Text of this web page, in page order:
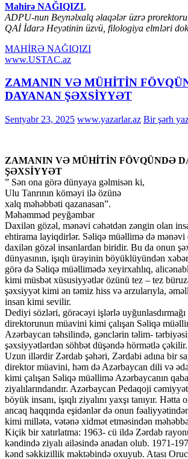
Mahirə NAĞIQIZI,
ADPU-nun Beynəlxalq əlaqələr üzrə prorektoru,
QAİ İdarə Heyətinin üzvü, filologiya elmləri
MAHİRƏ NAĞIQIZI
www.USTAC.az
ZAMANIN VƏ MÜHİTİN
DAYANAN ŞƏXSİYYƏT
Sentyabr 23, 2025 www.yazarlar.az Bir şərh
ZAMANIN VƏ MÜHİTİN FÖVQÜNDƏ
ŞƏXSİYYƏT
” Sən ona görə dünyaya gəlmisən ki,
Ulu Tanrının köməyi ilə özünə
xalq məhəbbəti qazanasan”.
Məhəmməd peyğəmbər
Daxilən gözəl, mənəvi cəhətdən zəngin olan
ehtirama layiqdirlər. Səliqə müəllimə də mənəvi
daxilən gözəl insanlardan biridir. Bu da onun
dünyasının, işıqlı ürəyinin böyüklüyündən
görə də Səliqə müəllimədə xeyirxahlıq,
kimi müsbət xüsusiyyətlər özünü tez – tez
şəxsiyyət kimi ən təmiz hiss və arzularıyla,
insan kimi sevilir.
Dediyi sözləri, görəcəyi işlərlə
direktorunun müavini kimi çalışan Səliqə
Azərbaycan təhsilində, gənclərin təlim-
şəxsiyyətlərdən söhbət düşəndə hörmətlə çəkilir.
Uzun illərdir Zərdab şəhəri, Zərdabi adına bir
direktor müavini, həm də Azərbaycan dili və
kimi çalışan Səliqə müəllimə Azərbaycanın
ziyalılarındandır. Azərbaycan Pedaqoji
böyük insanı, işıqlı ziyalını yaxşı tanıyır. Hətta
ancaq haqqında eşidənlər də onun
kimi millətə, vətənə xidmət etməsindən
Kiçik bir xatırlatma: 1963- cü ildə Zərdab
kəndində ziyalı ailəsində anadan olub. 1971-
kənd səkkizillik məktəbində oxuyub. Atası